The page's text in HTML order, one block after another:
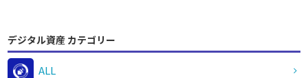
デジタル資産 カテゴリー
ALL